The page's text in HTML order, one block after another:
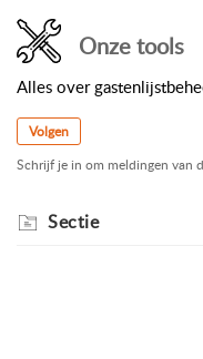
Onze tools
Alles over
Volgen
Schrijf je in om meldingen van
Sectie